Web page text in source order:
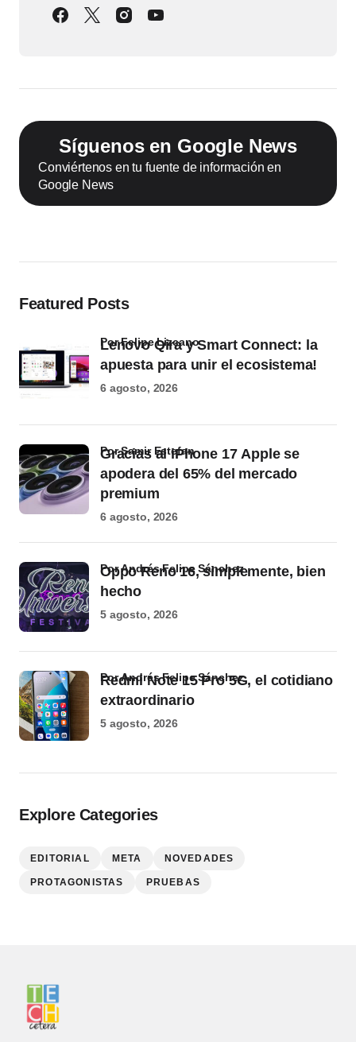
Síguenos en Google News
Conviértenos en tu fuente de información en
Google News
Featured Posts
Lenovo Qira y Smart Connect: la
apuesta para unir el ecosistema!
por Felipe Lizcano
6 agosto, 2026
Gracias al iPhone 17 Apple se
apodera del 65% del mercado
premium
por Samir Estefan
6 agosto, 2026
Oppo Reno 16, simplemente, bien
hecho
por Andrés Felipe Sánchez
5 agosto, 2026
Redmi Note 15 Pro 5G, el cotidiano
extraordinario
por Andrés Felipe Sánchez
5 agosto, 2026
Explore Categories
EDITORIAL META NOVEDADES
PROTAGONISTAS PRUEBAS